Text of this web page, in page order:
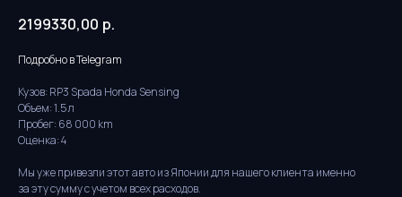
2199330,00 р.
Подробно в Telegram
Кузов: RP3 Spada Honda Sensing
Объем: 1.5 л
Пробег: 68 000 km
Оценка: 4
Мы уже привезли этот авто из Японии для нашего клиента именно
за эту сумму с учетом всех расходов.